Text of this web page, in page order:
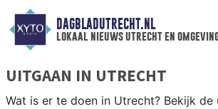
DAGBLADUTRECHT.NL
lokaal nieuws utrecht en
UITGAAN IN UTRECHT
Wat is er te doen in Utrecht? Bekijk de